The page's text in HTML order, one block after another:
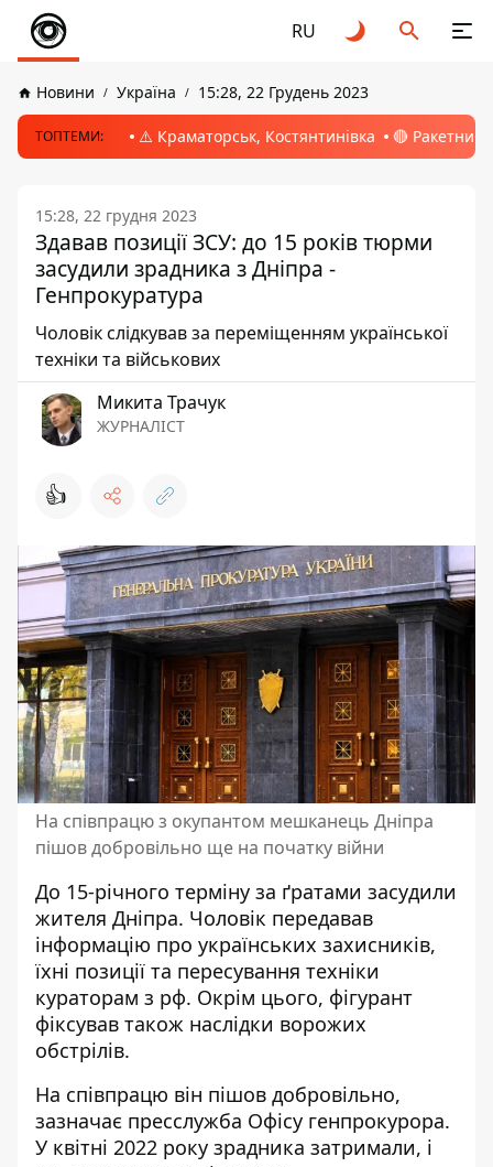
RU
Новини Україна 15:28, 22 Грудень 2023
ТОПТЕМИ: ⚠️ Краматорськ, Костянтинівка 🔴 Ракетний
15:28, 22 грудня 2023
Здавав позиції ЗСУ: до 15 років тюрми
засудили зрадника з Дніпра -
Генпрокуратура
Чоловік слідкував за переміщенням української
техніки та військових
Микита Трачук
ЖУРНАЛІСТ
👍
На співпрацю з окупантом мешканець Дніпра
пішов добровільно ще на початку війни
До 15-річного терміну за ґратами засудили
жителя Дніпра. Чоловік передавав
інформацію про українських захисників,
їхні позиції та пересування техніки
кураторам з рф. Окрім цього, фігурант
фіксував також наслідки ворожих
обстрілів.
На співпрацю він пішов добровільно,
зазначає пресслужба Офісу генпрокурора.
У квітні 2022 року зрадника затримали, і